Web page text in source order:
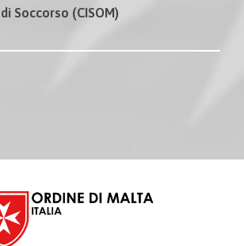
Soccorso (CISOM)